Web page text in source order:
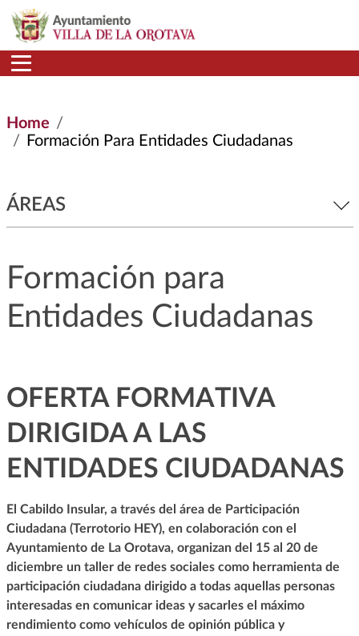
Skip to main content
Home
Formación Para Entidades Ciudadanas
ÁREAS
Formación para
Entidades Ciudadanas
OFERTA FORMATIVA
DIRIGIDA A LAS
ENTIDADES CIUDADANAS
El Cabildo Insular, a través del área de Participación
Ciudadana (Terrotorio HEY), en colaboración con el
Ayuntamiento de La Orotava, organizan del 15 al 20 de
diciembre un taller de redes sociales como herramienta de
participación ciudadana dirigido a todas aquellas personas
interesadas en comunicar ideas y sacarles el máximo
rendimiento como vehículos de opinión pública y